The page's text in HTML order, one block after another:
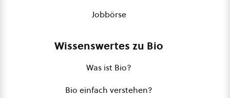
Jobbörse
Wissenswertes zu Bio
Was ist Bio?
Bio einfach verstehen?